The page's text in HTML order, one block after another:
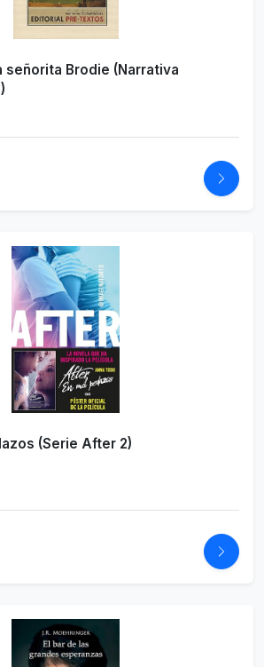
señorita Brodie (Narrativa
(Serie After 2)